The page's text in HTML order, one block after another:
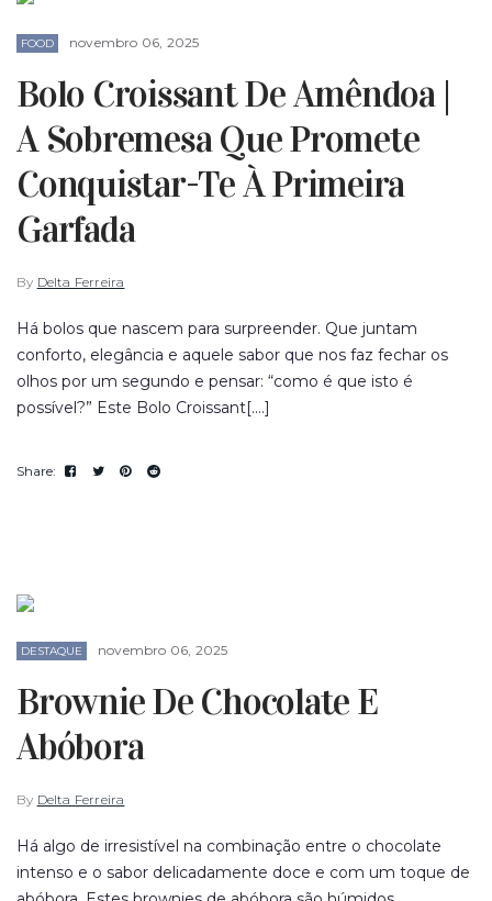
FOOD novembro 06, 2025
Bolo Croissant De Amêndoa |
A Sobremesa Que Promete
Conquistar-Te À Primeira
Garfada
By Delta Ferreira
Há bolos que nascem para surpreender. Que juntam
conforto, elegância e aquele sabor que nos faz fechar os
olhos por um segundo e pensar: “como é que isto é
possível?” Este Bolo Croissant[....]
DESTAQUE novembro 06, 2025
Brownie De Chocolate E
Abóbora
By Delta Ferreira
Há algo de irresistível na combinação entre o chocolate
intenso e o sabor delicadamente doce e com um toque de